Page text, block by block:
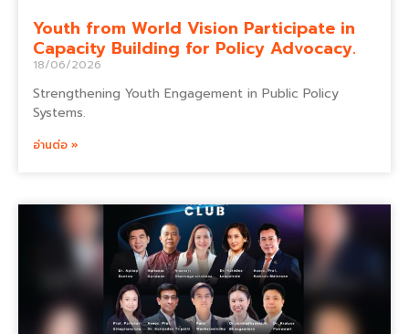
Youth from World Vision Participate in
Capacity Building for Policy Advocacy.
18/06/2026
Strengthening Youth Engagement in Public Policy
Systems.
อ่านต่อ »